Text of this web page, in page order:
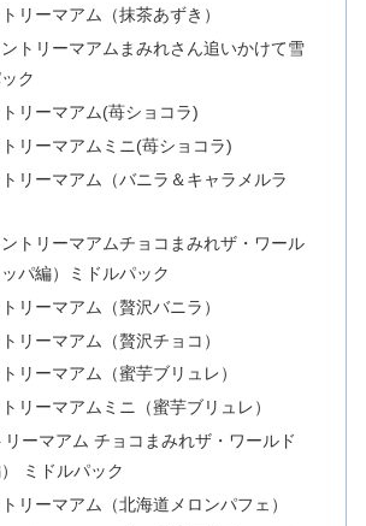
リーマアム（抹茶あずき）
トリーマアムまみれさん追いかけて雪
ク
リーマアム(苺ショコラ)
リーマアムミニ(苺ショコラ)
リーマアム（バニラ＆キャラメルラ
ントリーマアムチョコまみれザ・ワール
パ編）ミドルパック
リーマアム（贅沢バニラ）
リーマアム（贅沢チョコ）
リーマアム（蜜芋ブリュレ）
リーマアムミニ（蜜芋ブリュレ）
リーマアム チョコまみれザ・ワールド
） ミドルパック
リーマアム（北海道メロンパフェ）